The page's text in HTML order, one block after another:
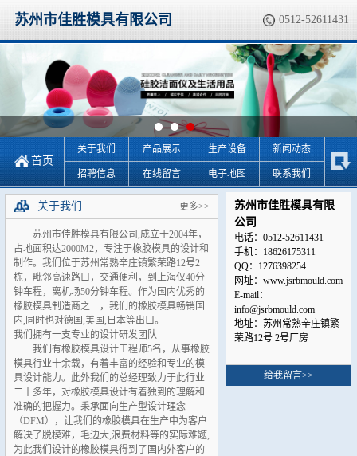
苏州市佳胜模具有限公司 0512-52611431
首页
关于我们 产品展示 生产设备 新闻动态
招聘信息 在线留言 电子地图 联系我们
更多>>
关于我们
苏州市佳胜模具有限公司,成立于2004年，
占地面积达2000M2，专注于橡胶模具的设计和
制作。我们位于苏州常熟辛庄镇繁荣路12号2
栋，毗邻高速路口，交通便利，到上海仅40分
钟车程，离机场50分钟车程。作为国内优秀的
橡胶模具制造商之一，我们的橡胶模具畅销国
内,同时也对德国,美国,日本等出口。
我们拥有一支专业的设计研发团队
我们有橡胶模具设计工程师5名，从事橡胶
模具行业十余载，有着丰富的经验和专业的模
具设计能力。此外我们的总经理致力于此行业
二十多年，对橡胶模具设计有着独到的理解和
准确的把握力。秉承面向生产型设计理念
（DFM），让我们的橡胶模具在生产中为客户
解决了脱模难，毛边大,浪费材料等的实际难题,
为此我们设计的橡胶模具得到了国内外客户的
苏州市佳胜模具有限
公司
电话：0512-52611431
手机：18626175311
QQ：1276398254
网址：www.jsrbmould.com
E-mail：
info@jsrbmould.com
地址：苏州常熟辛庄镇繁
荣路12号 2号厂房
给我留言>>